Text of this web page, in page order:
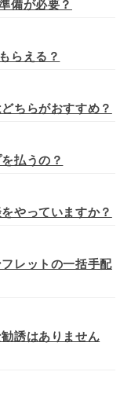
備が必要？
らえる？
ちらがおすすめ？
払うの？
やっていますか？
レットの一括手配
誘はありません